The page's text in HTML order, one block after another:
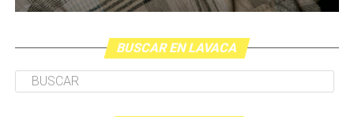
BUSCAR EN LAVACA